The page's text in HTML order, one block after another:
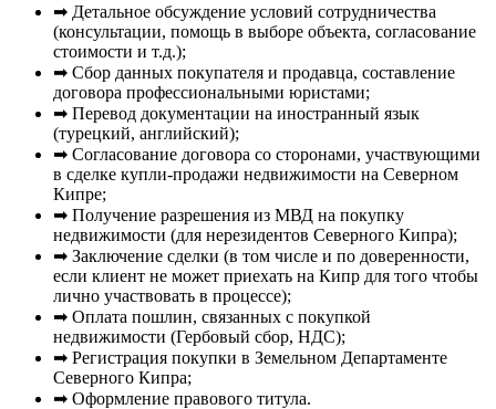
➡ Детальное обсуждение условий сотрудничества
(консультации, помощь в выборе объекта, согласование
стоимости и т.д.);
➡ Сбор данных покупателя и продавца, составление
договора профессиональными юристами;
➡ Перевод документации на иностранный язык
(турецкий, английский);
➡ Согласование договора со сторонами, участвующими
в сделке купли-продажи недвижимости на Северном
Кипре;
➡ Получение разрешения из МВД на покупку
недвижимости (для нерезидентов Северного Кипра);
➡ Заключение сделки (в том числе и по доверенности,
если клиент не может приехать на Кипр для того чтобы
лично участвовать в процессе);
➡ Оплата пошлин, связанных с покупкой
недвижимости (Гербовый сбор, НДС);
➡ Регистрация покупки в Земельном Департаменте
Северного Кипра;
➡ Оформление правового титула.